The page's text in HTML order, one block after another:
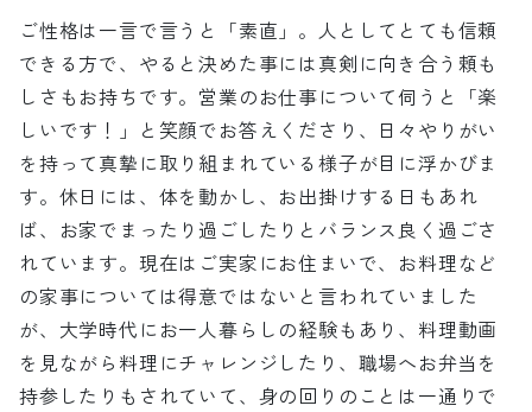
ご性格は一言で言うと「素直」。人としてとても信頼
できる方で、やると決めた事には真剣に向き合う頼も
しさもお持ちです。営業のお仕事について伺うと「楽
しいです！」と笑顔でお答えくださり、日々やりがい
を持って真摯に取り組まれている様子が目に浮かびま
す。休日には、体を動かし、お出掛けする日もあれ
ば、お家でまったり過ごしたりとバランス良く過ごさ
れています。現在はご実家にお住まいで、お料理など
の家事については得意ではないと言われていました
が、大学時代にお一人暮らしの経験もあり、料理動画
を見ながら料理にチャレンジしたり、職場へお弁当を
持参したりもされていて、身の回りのことは一通りで